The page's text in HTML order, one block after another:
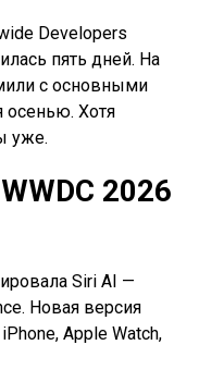
Developers
пять дней. На
с основными
осенью. Хотя
уже.
2026
Siri AI —
Новая версия
Apple Watch,